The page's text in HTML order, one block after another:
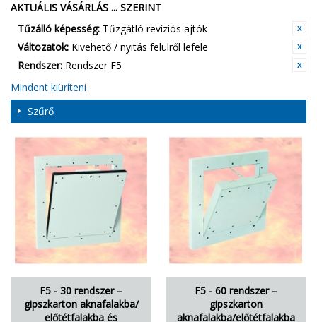
AKTUÁLIS VÁSÁRLÁS ... SZERINT
Tűzálló képesség: Tűzgátló revíziós ajtók
Változatok: Kivehető / nyitás felülről lefele
Rendszer: Rendszer F5
Mindent kiüríteni
Szűrő
F5 - 30 rendszer –
gipszkarton aknafalakba/
előtétfalakba és
F5 - 60 rendszer –
gipszkarton
aknafalakba/előtétfalakba